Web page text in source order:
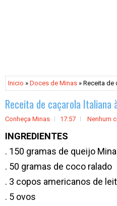
Inicio » Doces de Minas » Receita de
Receita de caçarola Italiana
Conheça Minas 17:57 Nenhum
INGREDIENTES
. 150 gramas de queijo
. 50 gramas de coco ralado
. 3 copos americanos de
. 5 ovos